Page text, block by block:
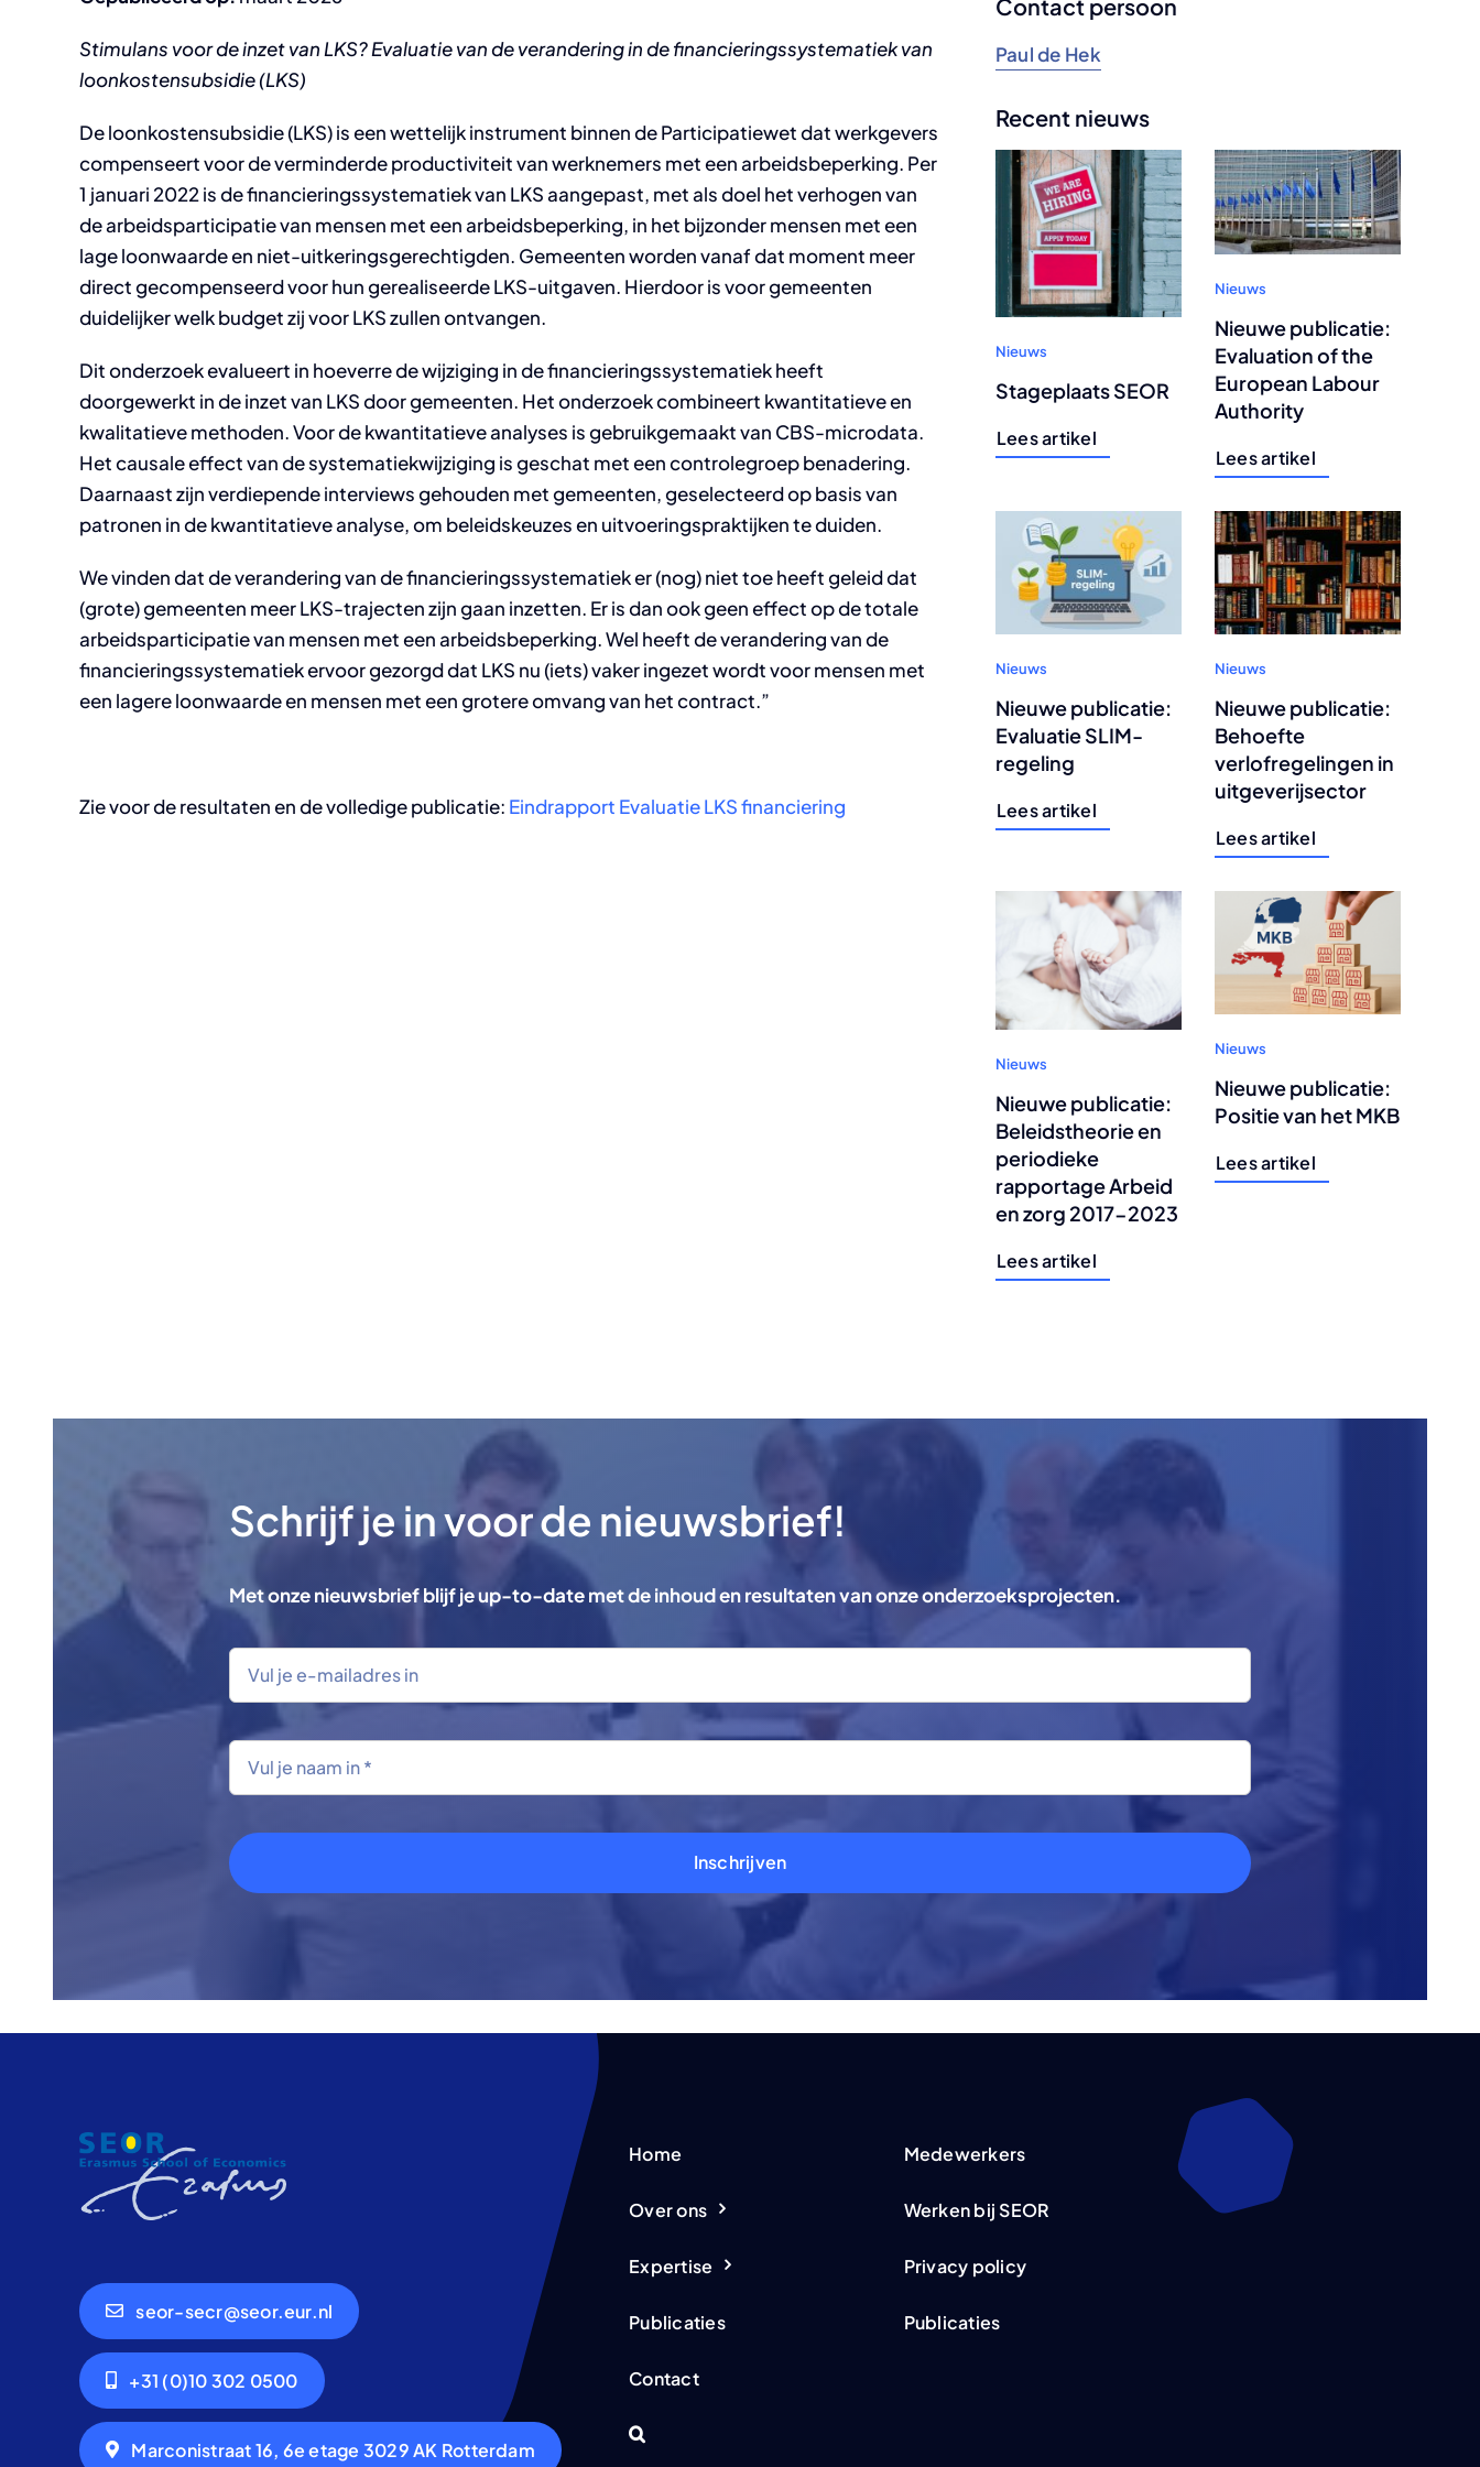
Stimulans voor de inzet van LKS? Evaluatie van de verandering in de financieringssystematiek van
loonkostensubsidie (LKS)
De loonkostensubsidie (LKS) is een wettelijk instrument binnen de Participatiewet dat werkgevers
compenseert voor de verminderde productiviteit van werknemers met een arbeidsbeperking. Per
1 januari 2022 is de financieringssystematiek van LKS aangepast, met als doel het verhogen van
de arbeidsparticipatie van mensen met een arbeidsbeperking, in het bijzonder mensen met een
lage loonwaarde en niet-uitkeringsgerechtigden. Gemeenten worden vanaf dat moment meer
direct gecompenseerd voor hun gerealiseerde LKS-uitgaven. Hierdoor is voor gemeenten
duidelijker welk budget zij voor LKS zullen ontvangen.
Dit onderzoek evalueert in hoeverre de wijziging in de financieringssystematiek heeft
doorgewerkt in de inzet van LKS door gemeenten. Het onderzoek combineert kwantitatieve en
kwalitatieve methoden. Voor de kwantitatieve analyses is gebruikgemaakt van CBS-microdata.
Het causale effect van de systematiekwijziging is geschat met een controlegroep benadering.
Daarnaast zijn verdiepende interviews gehouden met gemeenten, geselecteerd op basis van
patronen in de kwantitatieve analyse, om beleidskeuzes en uitvoeringspraktijken te duiden.
We vinden dat de verandering van de financieringssystematiek er (nog) niet toe heeft geleid dat
(grote) gemeenten meer LKS-trajecten zijn gaan inzetten. Er is dan ook geen effect op de totale
arbeidsparticipatie van mensen met een arbeidsbeperking. Wel heeft de verandering van de
financieringssystematiek ervoor gezorgd dat LKS nu (iets) vaker ingezet wordt voor mensen met
een lagere loonwaarde en mensen met een grotere omvang van het contract.”
Zie voor de resultaten en de volledige publicatie: Eindrapport Evaluatie LKS financiering
Contact persoon
Paul de Hek
Recent nieuws
Nieuws
Stageplaats SEOR
Lees artikel
Nieuws
Nieuwe publicatie:
Evaluation of the
European Labour
Authority
Lees artikel
Nieuws
Nieuwe publicatie:
Evaluatie SLIM-
regeling
Lees artikel
Nieuws
Nieuwe publicatie:
Behoefte
verlofregelingen in
uitgeverijsector
Lees artikel
Nieuws
Nieuwe publicatie:
Beleidstheorie en
periodieke
rapportage Arbeid
en zorg 2017-2023
Lees artikel
Nieuws
Nieuwe publicatie:
Positie van het MKB
Lees artikel
Schrijf je in voor de nieuwsbrief!
Met onze nieuwsbrief blijf je up-to-date met de inhoud en resultaten van onze onderzoeksprojecten.
Inschrijven
seor-secr@seor.eur.nl
+31 (0)10 302 0500
Marconistraat 16, 6e etage 3029 AK Rotterdam
Home
Over ons
Expertise
Publicaties
Contact
Medewerkers
Werken bij SEOR
Privacy policy
Publicaties